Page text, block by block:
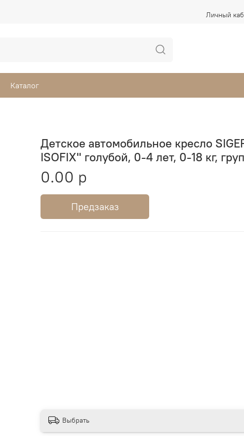
Личный
Каталог
Детское автомобильное кресло
ISOFIX" голубой, 0-4 лет, 0-18 кг,
0.00 р
Предзаказ
Выбрать